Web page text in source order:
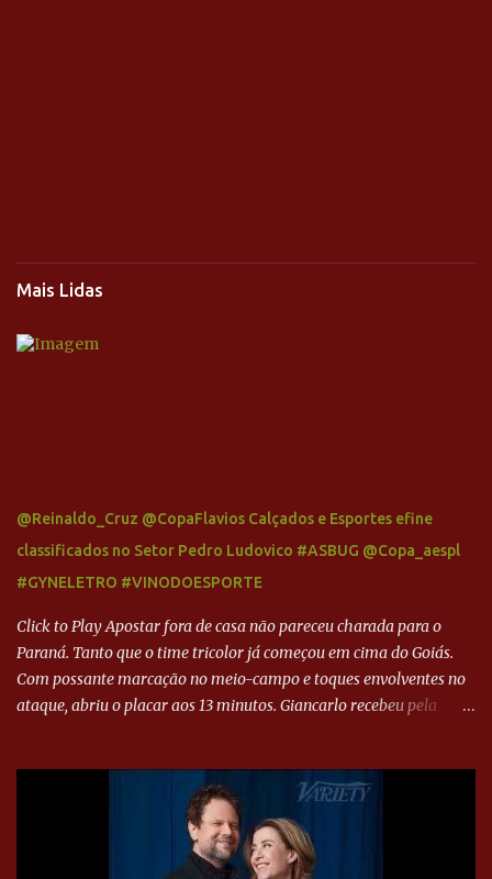
Mais Lidas
@Reinaldo_Cruz @CopaFlavios Calçados e Esportes efine
classificados no Setor Pedro Ludovico #ASBUG @Copa_aespl
#GYNELETRO #VINODOESPORTE
Click to Play Apostar fora de casa não pareceu charada para o
Paraná. Tanto que o time tricolor já começou em cima do Goiás.
Com possante marcação no meio-campo e toques envolventes no
ataque, abriu o placar aos 13 minutos. Giancarlo recebeu pela
Paraná ampliou a vantagem aos 21 minutos. Éverton Garroni
desviou cruzamento de cabeça e, mesmo de costas, incidiu o canto
direito de Harlei. O goleiro esmeraldino se esticou e até tocou na
bola, mas não o suficiente para desviar sua trajetória. O ataque do